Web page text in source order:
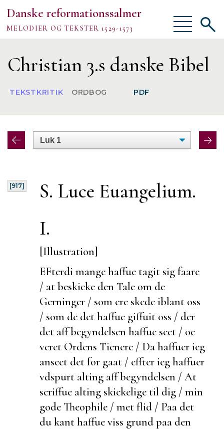
Danske reformationssalmer
MELODIER OG TEKSTER 1529-1573
Vis/skjul
menu
Om
TEKSTER
MELODIER
Vis/
Christian 3.s danske Bibel
TEKSTKRITIK ORDBOG PDF
[917]
S. Luce Euangelium.
I.
[Illustration]
EFterdi mange haffue tagit sig faare
/ atbeskicke den Tale om de
Gerninger / som ere skede iblant oss
/ som de det haffue giffuit oss / der
det aff begyndelsen haffue seet / oc
veret Ordens Tienere / Da haffuer ieg
anseet det for gaat / effter ieg haffuer
vdspurt alting aff begyndelsen / At
scriffue alting skickelige til dig / min
gode Theophile / met flid / Paa det
du kant haffue viss grund paa den